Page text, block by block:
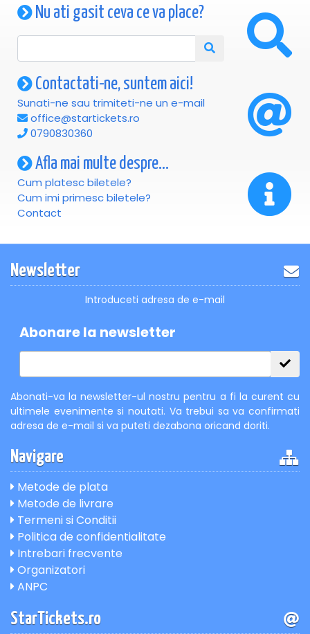
Nu ati gasit ceva ce va place?
Contactati-ne, suntem aici!
Sunati-ne sau trimiteti-ne un e-mail
office@startickets.ro
0790830360
Afla mai multe despre...
Cum platesc biletele?
Cum imi primesc biletele?
Contact
Newsletter
Introduceti adresa de e-mail
Abonare la newsletter
Abonati-va la newsletter-ul nostru pentru a fi la curent cu
ultimele evenimente si noutati. Va trebui sa va confirmati
adresa de e-mail si va puteti dezabona oricand doriti.
Navigare
Metode de plata
Metode de livrare
Termeni si Conditii
Politica de confidentialitate
Intrebari frecvente
Organizatori
ANPC
StarTickets.ro